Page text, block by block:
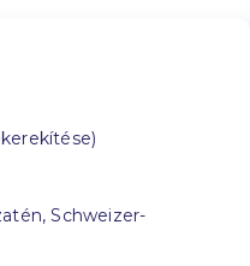
Schweizer-